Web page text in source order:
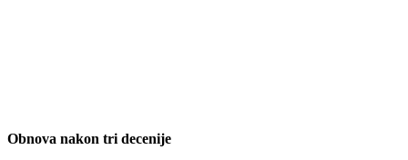
Obnova nakon tri decenije